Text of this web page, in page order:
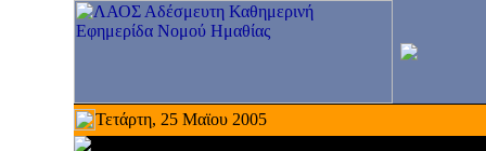
Τετάρτη, 25 Μαϊου 2005